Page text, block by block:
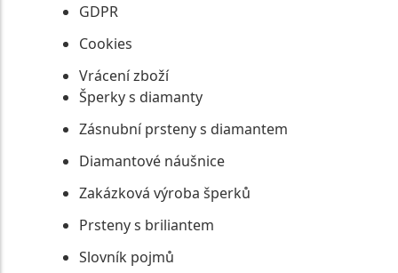
GDPR
Cookies
Vrácení zboží
Šperky s diamanty
Zásnubní prsteny s diamantem
Diamantové náušnice
Zakázková výroba šperků
Prsteny s briliantem
Slovník pojmů